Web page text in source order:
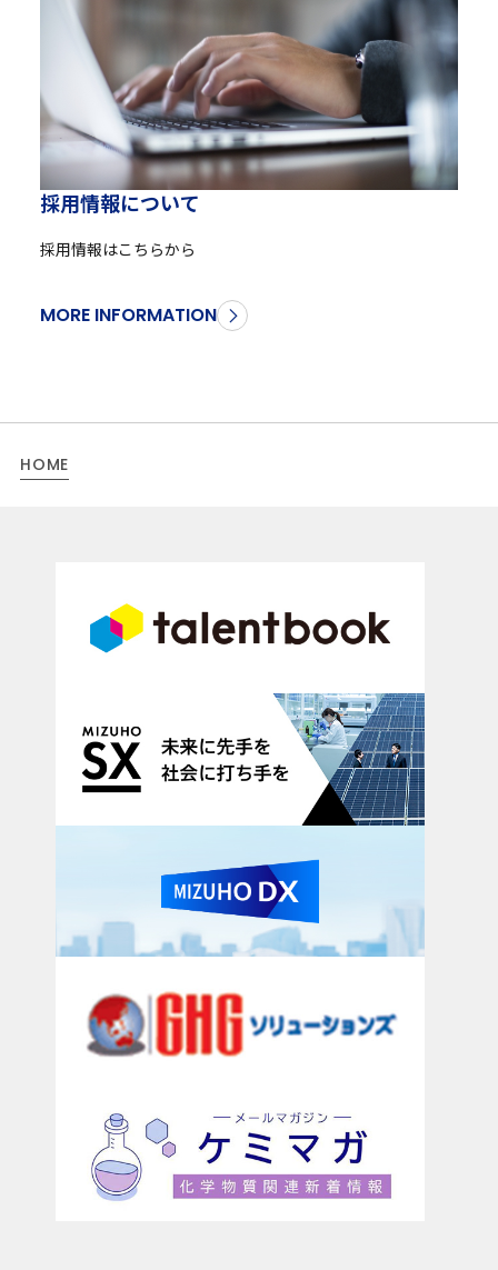
採用情報について
採用情報はこちらから
MORE INFORMATION
HOME